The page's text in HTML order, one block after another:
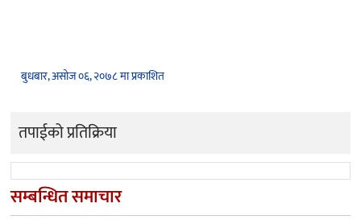
बुधबार, असोज ०६, २०७८ मा प्रकाशित
तपाईको प्रतिक्रिया
सम्बन्धित समाचार